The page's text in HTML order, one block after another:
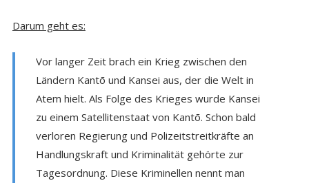
Darum geht es:
Vor langer Zeit brach ein Krieg zwischen den
Ländern Kantō und Kansei aus, der die Welt in
Atem hielt. Als Folge des Krieges wurde Kansei
zu einem Satellitenstaat von Kantō. Schon bald
verloren Regierung und Polizeitstreitkräfte an
Handlungskraft und Kriminalität gehörte zur
Tagesordnung. Diese Kriminellen nennt man